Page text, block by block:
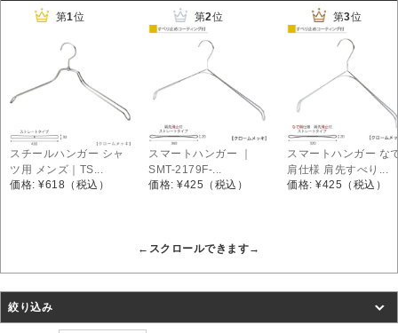
第1位
スチールハンガー シャ
ツ用 メンズ｜TS...
価格: ¥618 （税込）
第2位
スマートハンガー ｜
SMT-2179F-...
価格: ¥425 （税込）
第3位
スマートハンガー な
肩仕様 肩先すべり...
価格: ¥425 （税込）
絞り込み